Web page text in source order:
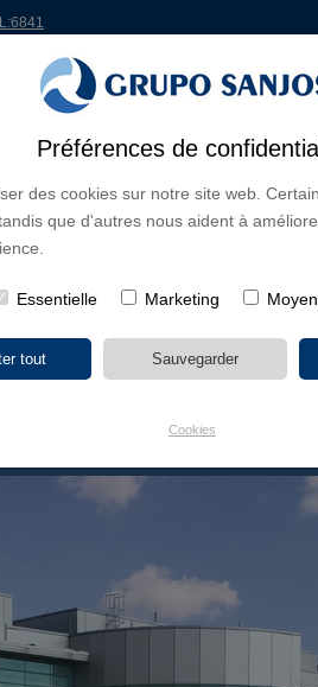
Préférences de
des cookies sur notre site web.
que d'autres nous aident à
Essentielle Marketing
Cookies
ACTIONNAIRES ET INVESTISSEURS
CONTINENTS TYPE DE PROJET
DE CALAMA